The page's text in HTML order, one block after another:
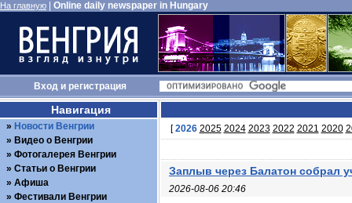
На главную Online daily newspaper in Hungary
Входи регистрация
[2026 2025 2024 2023 2022 2021 2020
Заплыв через Балатон собрал
2026-08-06 20:46
Навигация
Новости Венгрии
Видео о Венгрии
Фотогалерея Венгрии
Статьи о Венгрии
Афиша
Фестивали Венгрии